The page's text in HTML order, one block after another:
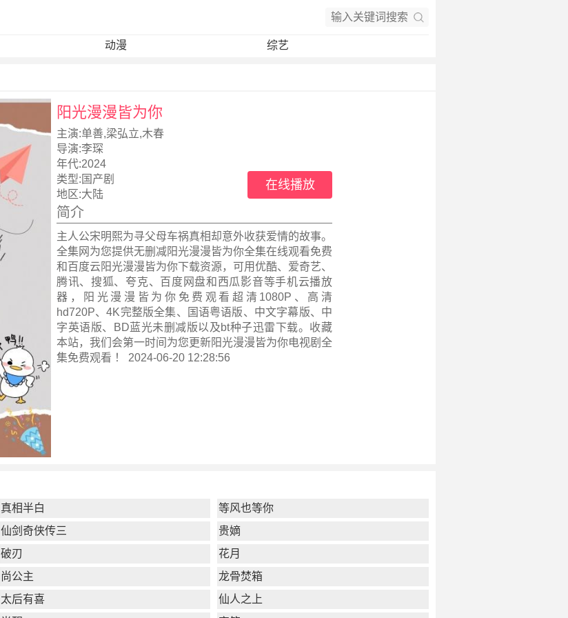
动漫 综艺
阳光漫漫皆为你
主演:单善,梁弘立,木春
导演:李琛
年代:2024
类型: 国产剧
地区:大陆
在线播放
简介
主人公宋明熙为寻父母车祸真相却意外收获爱情的故事。
全集网为您提供无删减阳光漫漫皆为你全集在线观看免费
和百度云阳光漫漫皆为你下载资源，可用优酷、爱奇艺、
腾讯、搜狐、夸克、百度网盘和西瓜影音等手机云播放
器，阳光漫漫皆为你免费观看超清1080P、高清
hd720P、4K完整版全集、国语粤语版、中文字幕版、中
字英语版、BD蓝光未删减版以及bt种子迅雷下载。收藏
本站，我们会第一时间为您更新阳光漫漫皆为你电视剧全
集免费观看 ！ 2024-06-20 12:28:56
真相半白
等风也等你
仙剑奇侠传三
贵嫡
破刃
花月
尚公主
龙骨焚箱
太后有喜
仙人之上